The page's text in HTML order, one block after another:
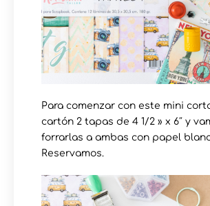
Para comenzar con este mini
cartón 2 tapas de 4 1/2 » x 6″ y
forrarlas a ambas con papel
Reservamos.